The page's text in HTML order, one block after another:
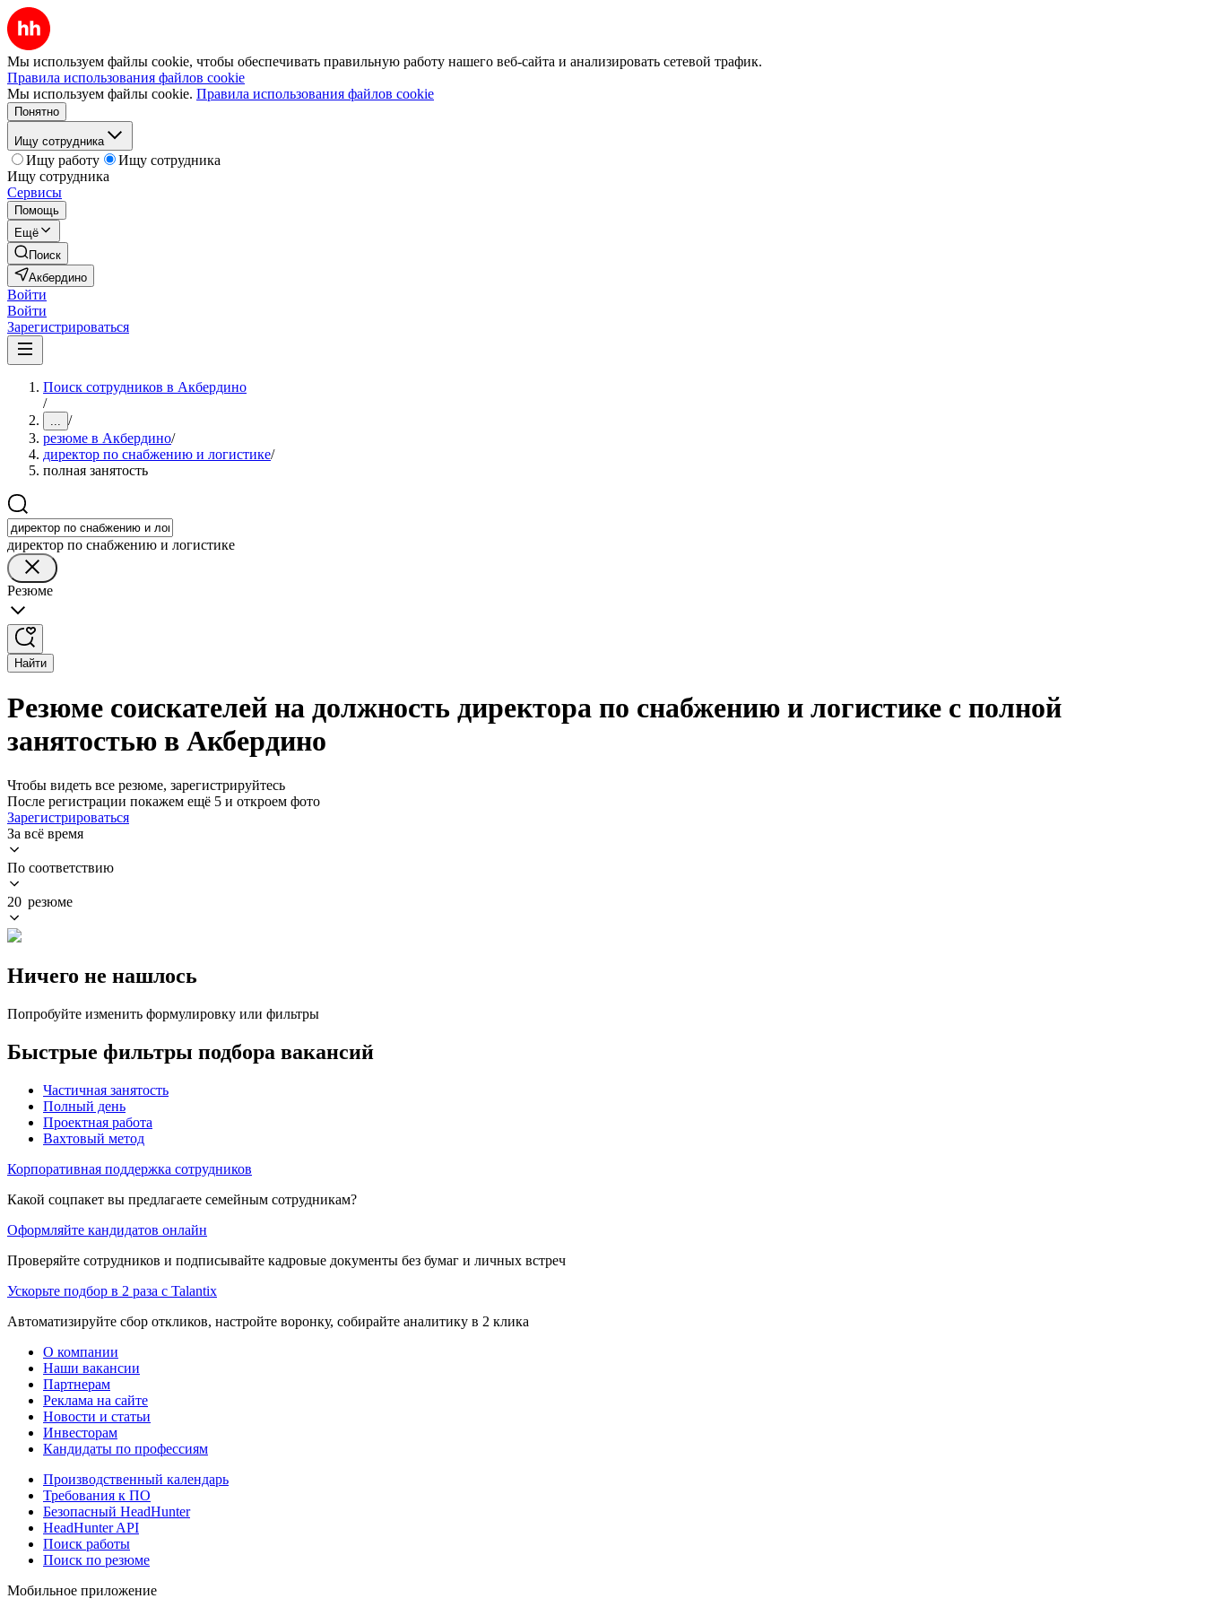
Мы используем файлы cookie, чтобы обеспечивать правильную работу нашего веб-сайта и анализировать сетевой трафик.
Правила использования файлов cookie
Мы используем файлы cookie. Правила использования файлов cookie
Понятно
Ищу сотрудника
Ищу работу
Ищу сотрудника
Ищу сотрудника
Сервисы
Помощь
Ещё
Поиск
Акбердино
Войти
Войти
Зарегистрироваться
Поиск сотрудников в Акбердино
/
... /
резюме в Акбердино/
директор по снабжению и логистике/
полная занятость
директор по снабжению и логистике
Резюме
Найти
Резюме соискателей на должность директора по снабжению и логистике с полной
занятостью в Акбердино
Чтобы видеть все резюме, зарегистрируйтесь
После регистрации покажем ещё 5 и откроем фото
Зарегистрироваться
За всё время
По соответствию
20 резюме
Ничего не нашлось
Попробуйте изменить формулировку или фильтры
Быстрые фильтры подбора вакансий
Частичная занятость
Полный день
Проектная работа
Вахтовый метод
Корпоративная поддержка сотрудников
Какой соцпакет вы предлагаете семейным сотрудникам?
Оформляйте кандидатов онлайн
Проверяйте сотрудников и подписывайте кадровые документы без бумаг и личных встреч
Ускорьте подбор в 2 раза с Talantix
Автоматизируйте сбор откликов, настройте воронку, собирайте аналитику в 2 клика
О компании
Наши вакансии
Партнерам
Реклама на сайте
Новости и статьи
Инвесторам
Кандидаты по профессиям
Производственный календарь
Требования к ПО
Безопасный HeadHunter
HeadHunter API
Поиск работы
Поиск по резюме
Мобильное приложение